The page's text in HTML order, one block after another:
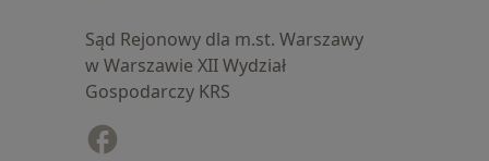
Sąd Rejonowy dla m.st. Warszawy
w Warszawie XII Wydział
Gospodarczy KRS